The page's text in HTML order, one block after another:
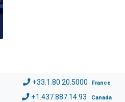
+33.1.80.20.5000 France
+1.437.887.14.93 Canada